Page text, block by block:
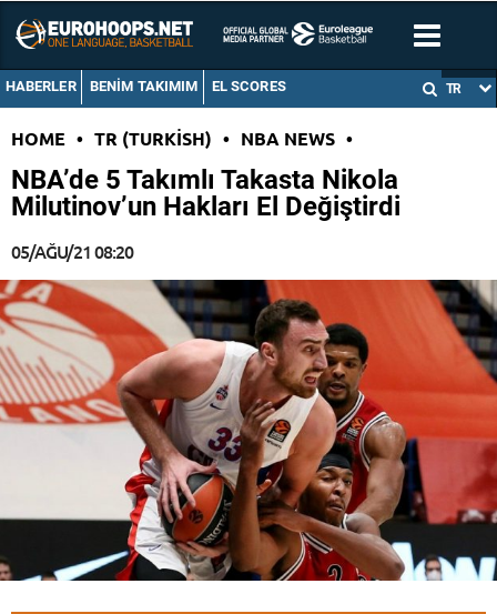
HABERLER BENIM TAKIMIM EL SCORES TR
HOME • TR (TURKISH) • NBA NEWS •
NBA’de 5 Takımlı Takasta Nikola
Milutinov’un Hakları El Değiştirdi
05/AĞU/21 08:20